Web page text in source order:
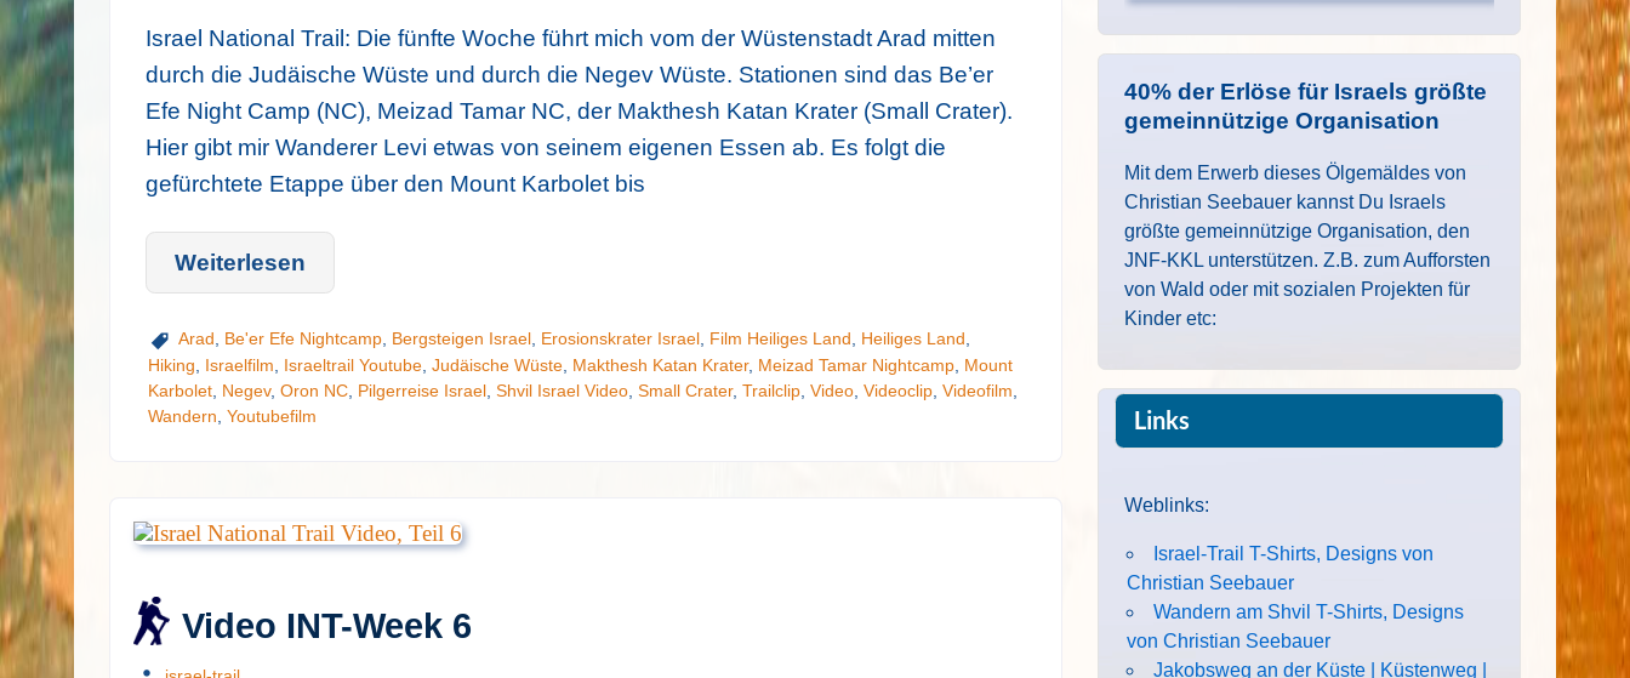
Israel National Trail: Die fünfte Woche führt mich vom der Wüstenstadt Arad mitten
durch die Judäische Wüste und durch die Negev Wüste. Stationen sind das Be’er
Efe Night Camp (NC), Meizad Tamar NC, der Makthesh Katan Krater (Small Crater).
Hier gibt mir Wanderer Levi etwas von seinem eigenen Essen ab. Es folgt die
gefürchtete Etappe über den Mount Karbolet bis
Weiterlesen
Arad Be'er Efe Nightcamp, Bergsteigen Israel, Erosionskrater Israel, Film Heiliges Land Heiliges Land
Hiking
Israelfilm Israeltrail Youtube, Judäische Wüste, Makthesh Katan Krater, Meizad Tamar Nightcamp, Mount
Karbolet, Negev, Oron NC, Pilgerreise Israel, Shvil Israel Video, Small Crater, Trailclip, Video, Videoclip, Videofilm
Wandern Youtubefilm
Video INT-Week 6
40% der Erlöse für Israels größte
gemeinnützige Organisation
Mit dem Erwerb dieses Ölgemäldes von
Christian Seebauer kannst Du Israels
größte gemeinnützige Organisation, den
JNF-KKL unterstützen. Z.B. zum Aufforsten
von Wald oder mit sozialen Projekten für
Kinder etc:
Links
Weblinks:
Israel-Trail T-Shirts, Designs von
Christian Seebauer
Wandern am Shvil T-Shirts, Designs
von Christian Seebauer
Jakobsweg an der Küste | Küstenweg |